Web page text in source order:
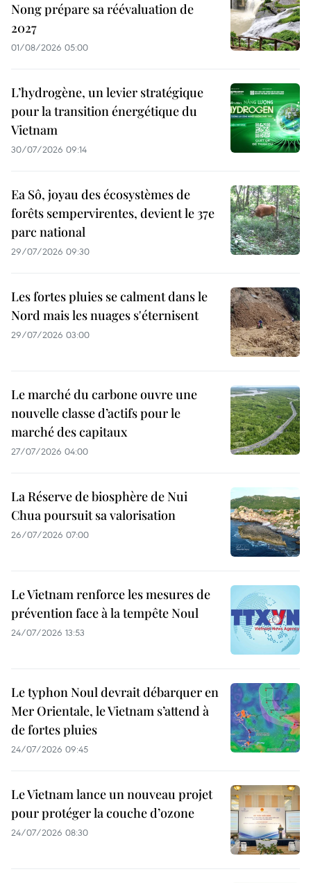
Nong prépare sa réévaluation de
2027
01/08/2026 05:00
L’hydrogène, un levier stratégique
pour la transition énergétique du
Vietnam
30/07/2026 09:14
Ea Sô, joyau des écosystèmes de
forêts sempervirentes, devient le 37e
parc national
29/07/2026 09:30
Les fortes pluies se calment dans le
Nord mais les nuages s'éternisent
29/07/2026 03:00
Le marché du carbone ouvre une
nouvelle classe d’actifs pour le
marché des capitaux
27/07/2026 04:00
La Réserve de biosphère de Nui
Chua poursuit sa valorisation
26/07/2026 07:00
Le Vietnam renforce les mesures de
prévention face à la tempête Noul
24/07/2026 13:53
Le typhon Noul devrait débarquer en
Mer Orientale, le Vietnam s’attend à
de fortes pluies
24/07/2026 09:45
Le Vietnam lance un nouveau projet
pour protéger la couche d’ozone
24/07/2026 08:30